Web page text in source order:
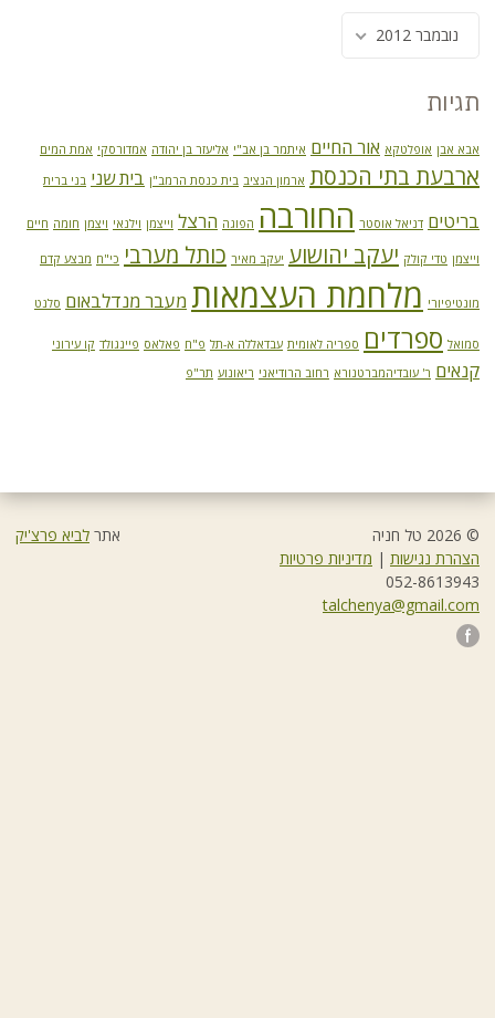
נובמבר 2012
תגיות
אבא אבן אופלטקא אור החיים איתמר בן אב"י אליעזר בן יהודה אמדורסקי אמת המים
ארבעת בתי הכנסת ארמון הנציב בית כנסת הרמב"ן בית שני בני ברית
בריטים דניאל אוסטר החורבה הפוגה הרצל וייצמן וילנאי ויצמן חומה חיים
וייצמן טדי קולק יעקב יהושוע יעקב מאיר כותל מערבי כי"ח מבצע קדם
מונטיפיורי מלחמת העצמאות מעבר מנדלבאום סלנט
סמואל ספרדים ספריה לאומית עבדאללה א-תל פ"ח פאלאס פיינגולד קו עירוני
קנאים ר' עובדיהמברטנורא רחוב הרודיאני ריאונוע תר"פ
© 2026 טל חניה
הצהרת נגישות | מדיניות פרטיות
052-8613943
talchenya@gmail.com
אתר לביא פרצ'יק